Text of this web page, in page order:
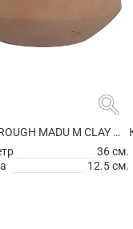
search
КАШПО ROUGH MADU M CLAY WASHED
36 см.
12.5 см.